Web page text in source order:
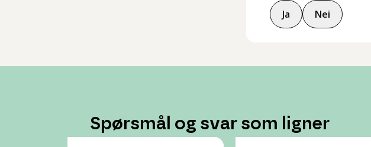
Ja Nei
Spørsmål og svar som ligner